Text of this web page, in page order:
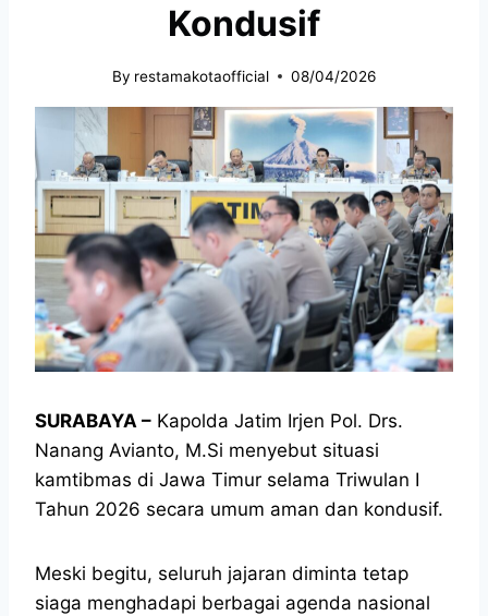
Kondusif
By restamakotaofficial 08/04/2026
SURABAYA – Kapolda Jatim Irjen Pol. Drs.
Nanang Avianto, M.Si menyebut situasi
kamtibmas di Jawa Timur selama Triwulan I
Tahun 2026 secara umum aman dan kondusif.
Meski begitu, seluruh jajaran diminta tetap
siaga menghadapi berbagai agenda nasional